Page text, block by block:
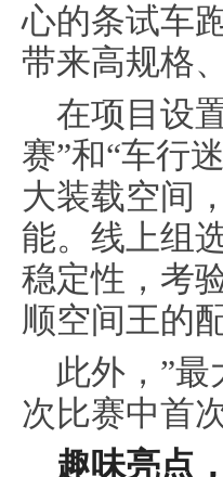
心的条试车
带来高规格
在项目设
赛”和“车行
大装载空间
能。线上组
稳定性，考
顺空间王的
此外，”
次比赛中首
趣味亮点 ，